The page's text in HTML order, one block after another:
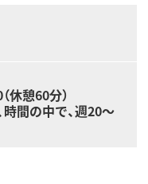
休憩60分）
間の中で、週20～